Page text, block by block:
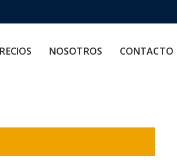
NOSOTROS CONTACTO